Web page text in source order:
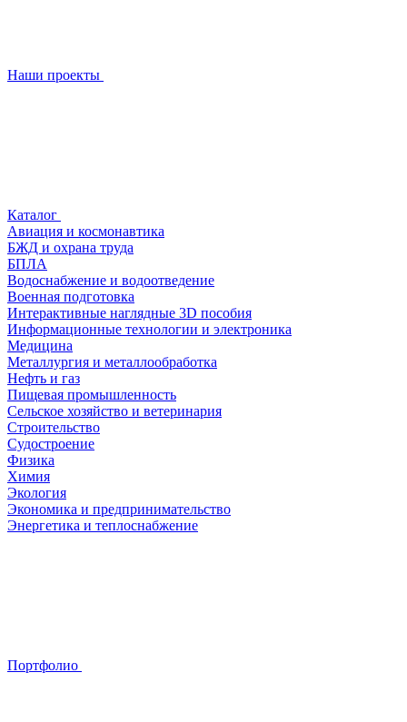
Наши проекты
Каталог
Авиация и космонавтика
БЖД и охрана труда
БПЛА
Водоснабжение и водоотведение
Военная подготовка
Интерактивные наглядные 3D пособия
Информационные технологии и электроника
Медицина
Металлургия и металлообработка
Нефть и газ
Пищевая промышленность
Сельское хозяйство и ветеринария
Строительство
Судостроение
Физика
Химия
Экология
Экономика и предпринимательство
Энергетика и теплоснабжение
Портфолио